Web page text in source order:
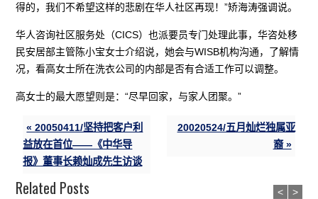
得的，我们不希望这样的悲剧在华人社区再现！”矫海涛强调说。
华人咨询社区服务处（CICS）也派要员专门处理此事，华咨处移
民安居部主管陈小宝女士介绍说，她会与WISB机构沟通，了解情
况，看高女士所在洗衣公司的内部是否有合适工作可以调整。
高女士的最大愿望则是：“尽早回家，与家人团聚。”
« 20050411/坚持把客户利
益放在首位——《中华导
报》董事长赖灿成先生访谈
20020524/五月灿烂独属亚
裔 »
Related Posts < >